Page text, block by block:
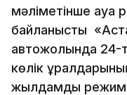
мәліметінше ауа
байланысты
автожолында 24-
көлік
жылдамдық